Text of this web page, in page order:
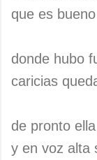
que es
donde hubo
caricias
de pronto
y en voz alta